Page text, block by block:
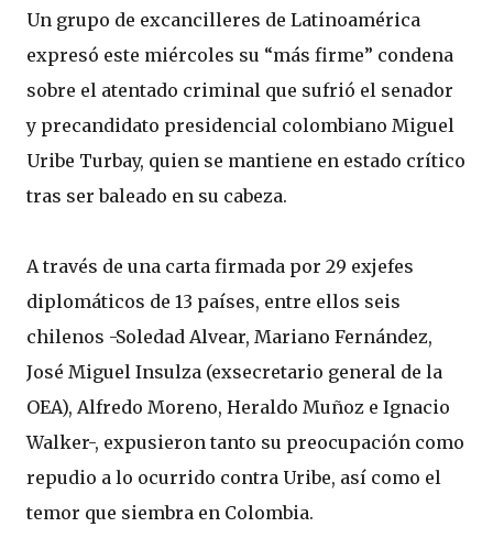
Un grupo de excancilleres de Latinoamérica
expresó este miércoles su “más firme” condena
sobre el atentado criminal que sufrió el senador
y precandidato presidencial colombiano Miguel
Uribe Turbay, quien se mantiene en estado crítico
tras ser baleado en su cabeza.
A través de una carta firmada por 29 exjefes
diplomáticos de 13 países, entre ellos seis
chilenos -Soledad Alvear, Mariano Fernández,
José Miguel Insulza (exsecretario general de la
OEA), Alfredo Moreno, Heraldo Muñoz e Ignacio
Walker-, expusieron tanto su preocupación como
repudio a lo ocurrido contra Uribe, así como el
temor que siembra en Colombia.